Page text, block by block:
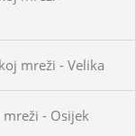
mreži - Velika
- Osijek